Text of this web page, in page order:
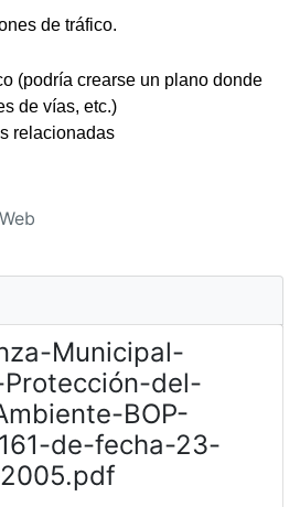
de tráfico.
(podría crearse un plano donde
de vías, etc.)
relacionadas
Municipal-
del-
BOP-
de-fecha-23-